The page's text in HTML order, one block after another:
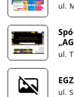
ul.
ul.
ul.